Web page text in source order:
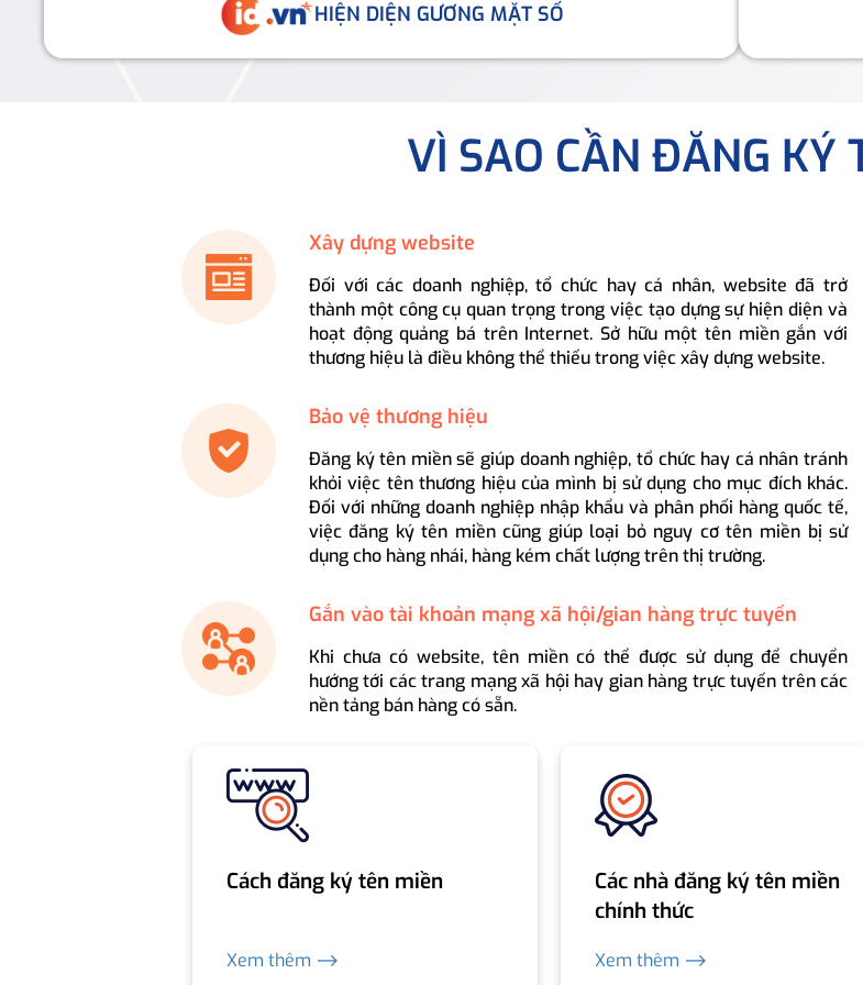
HIỆN DIỆN GƯƠNG MẶT SỐ
VÌ SAO CẦN ĐĂNG KÝ
Xây dựng website
Đối với các doanh nghiệp, tổ chức hay cá nhân, website đã trở
thành một công cụ quan trọng trong việc tạo dựng sự hiện diện và
hoạt động quảng bá trên Internet. Sở hữu một tên miền gắn với
thương hiệu là điều không thể thiếu trong việc xây dựng website.
Bảo vệ thương hiệu
Đăng ký tên miền sẽ giúp doanh nghiệp, tổ chức hay cá nhân tránh
khỏi việc tên thương hiệu của mình bị sử dụng cho mục đích khác.
Đối với những doanh nghiệp nhập khẩu và phân phối hàng quốc tế,
việc đăng ký tên miền cũng giúp loại bỏ nguy cơ tên miền bị sử
dụng cho hàng nhái, hàng kém chất lượng trên thị trường.
Gắn vào tài khoản mạng xã hội/gian hàng trực tuyến
Khi chưa có website, tên miền có thể được sử dụng để chuyển
hướng tới các trang mạng xã hội hay gian hàng trực tuyến trên các
nền tảng bán hàng có sẵn.
Cách đăng ký tên miền
Xem thêm ⟶
Các nhà đăng ký tên miền
chính thức
Xem thêm ⟶